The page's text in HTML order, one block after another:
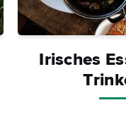
Irisches